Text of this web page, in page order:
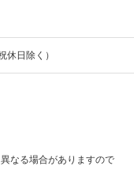
日除く）
なる場合がありますので